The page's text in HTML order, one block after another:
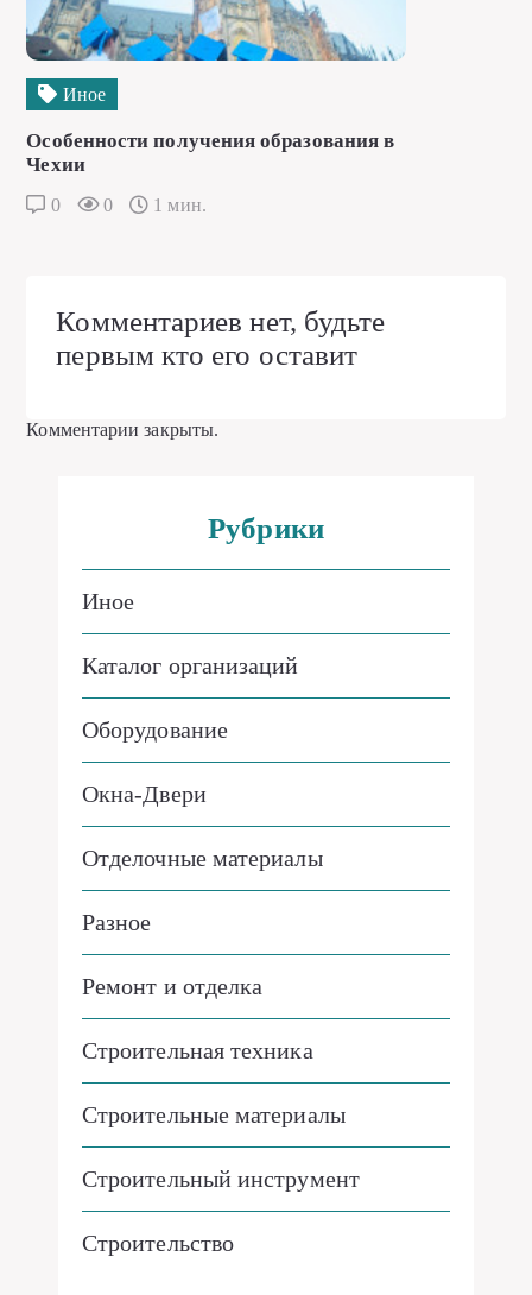
Иное
Особенности получения образования в
Чехии
0 0 1 мин.
Комментариев нет, будьте
первым кто его оставит
Комментарии закрыты.
Рубрики
Иное
Каталог организаций
Оборудование
Окна-Двери
Отделочные материалы
Разное
Ремонт и отделка
Строительная техника
Строительные материалы
Строительный инструмент
Строительство